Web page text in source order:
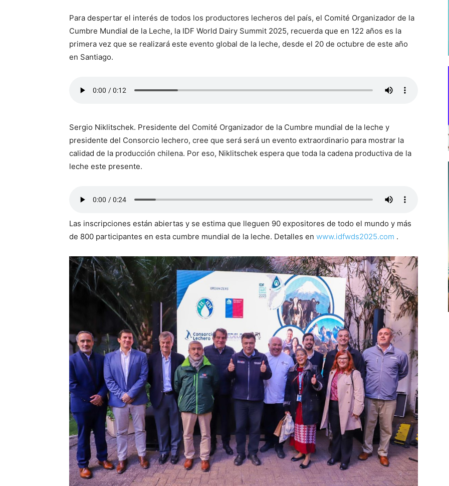
Para despertar el interés de todos los productores lecheros del país, el Comité Organizador de la
Cumbre Mundial de la Leche, la IDF World Dairy Summit 2025, recuerda que en 122 años es la
primera vez que se realizará este evento global de la leche, desde el 20 de octubre de este año
en Santiago.
Sergio Niklitschek. Presidente del Comité Organizador de la Cumbre mundial de la leche y
presidente del Consorcio lechero, cree que será será un evento extraordinario para mostrar la
calidad de la producción chilena. Por eso, Niklitschek espera que toda la cadena productiva de la
leche este presente.
Las inscripciones están abiertas y se estima que lleguen 90 expositores de todo el mundo y más
de 800 participantes en esta cumbre mundial de la leche. Detalles en www.idfwds2025.com .